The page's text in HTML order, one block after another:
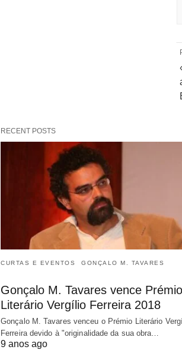
RECENT POSTS
CURTAS E EVENTOS GONÇALO M. TAVARES
Gonçalo M. Tavares vence Prémio
Literário Vergílio Ferreira 2018
Gonçalo M. Tavares venceu o Prémio Literário
Ferreira devido à "originalidade da sua obra…
9 anos ago